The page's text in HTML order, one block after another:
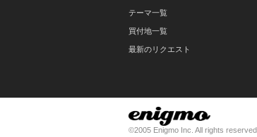
テーマ一覧
買付地一覧
最新のリクエスト
©2005 Enigmo Inc. All rights reserved.